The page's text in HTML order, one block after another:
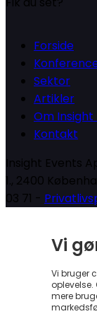
Forside
Sektor
Artikler
Om Insight
Kontakt
Insight Events
1., 2400
03 71 -
Vi
Vi bruger
mere